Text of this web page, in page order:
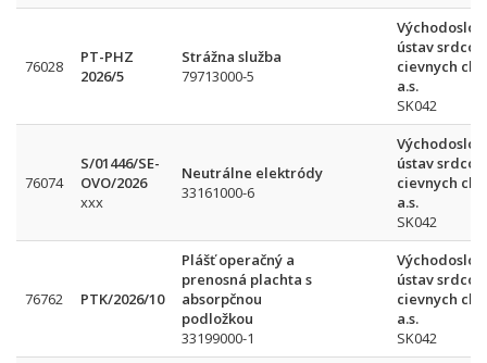
76028
PT-PHZ
2026/5
Strážna služba
79713000-5
ústav
cievnych
a.s.
SK042
76074
S/01446/SE-
OVO/2026
xxx
Neutrálne elektródy
33161000-6
ústav
cievnych
a.s.
SK042
76762 PTK/2026/10
Plášť operačný a
prenosná plachta s
absorpčnou
podložkou
33199000-1
ústav
cievnych
a.s.
SK042